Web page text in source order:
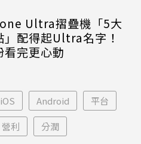
Ultra摺疊機「5大
」配得起Ultra名字！
看完更心動
iOS Android 平台
營利 分潤